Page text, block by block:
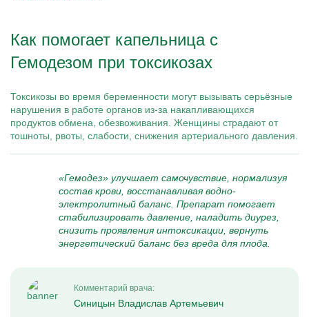
Как помогает капельница с
Гемодезом при токсикозах
Токсикозы во время беременности могут вызывать серьёзные
нарушения в работе органов из-за накапливающихся
продуктов обмена, обезвоживания. Женщины страдают от
тошноты, рвоты, слабости, снижения артериального давления.
«Гемодез» улучшает самочувствие, нормализуя
состав крови, восстанавливая водно-
электролитный баланс. Препарат помогает
стабилизировать давление, наладить диурез,
снизить проявления интоксикации, вернуть
энергетический баланс без вреда для плода.
Комментарий врача:
Синицын Владислав Артемьевич